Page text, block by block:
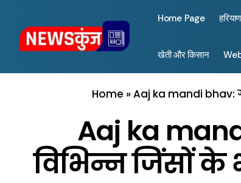
Home Page
खेती और किसान
Home »Aaj ka mandi bhav:
Aaj ka
विभिन्न जिंसों के